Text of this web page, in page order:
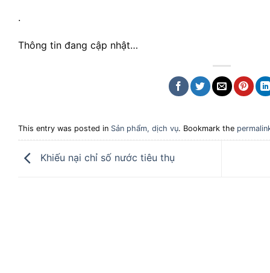
.
Thông tin đang cập nhật…
This entry was posted in Sản phẩm, dịch vụ. Bookmark the
Khiếu nại chỉ số nước tiêu thụ